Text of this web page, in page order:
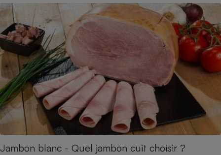
Jambon blanc - Quel jambon cuit choisir ?